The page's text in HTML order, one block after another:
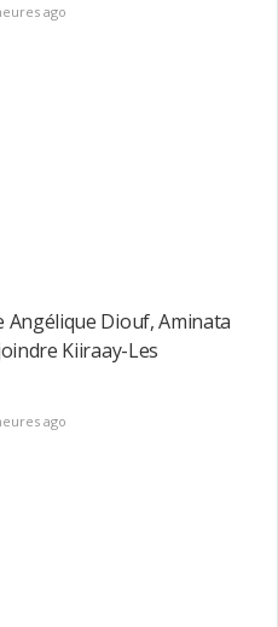
ago
Angélique Diouf, Aminata
Kiiraay-Les
ago